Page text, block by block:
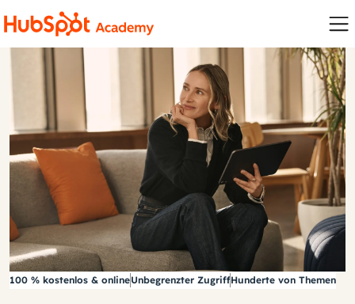
100 % kostenlos & onlineUnbegrenzter ZugriffHunderte von Themen